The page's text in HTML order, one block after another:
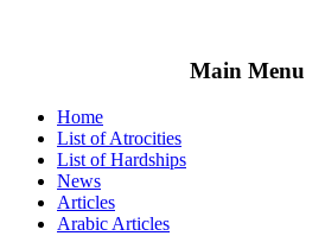
Main Menu
Home
List of Atrocities
List of Hardships
News
Articles
Arabic Articles